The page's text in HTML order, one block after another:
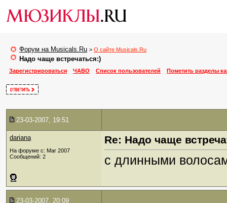
Форум на Musicals.Ru > О сайте Musicals.Ru
Надо чаще встречаться:)
Зарегистрироваться ЧАВО Список пользователей Пометить разделы
23-03-2007, 19:51
dariana
На форуме с: Mar 2007
Сообщений: 2
Re: Надо чаще
с длинными
23-03-2007, 20:09